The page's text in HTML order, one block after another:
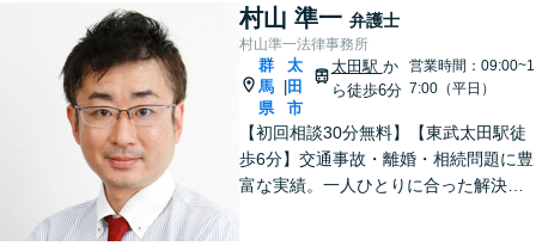
村山 準一 弁護士
村山準一法律事務所
群
馬
県
太
田
市
太田駅 か
ら徒歩6分
営業時間：09:00~1
7:00（平日）
【初回相談30分無料】【東武太田駅徒
歩6分】交通事故・離婚・相続問題に豊
富な実績。一人ひとりに合った解決方